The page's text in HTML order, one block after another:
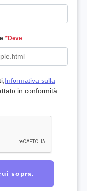
*Deve
Informativa sulla
in conformità
sopra.